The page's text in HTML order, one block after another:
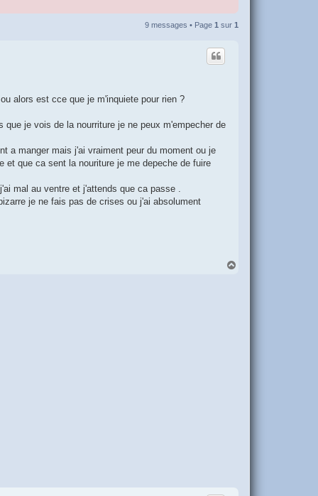
9 messages • Page 1 sur 1
alors est cce que je m'inquiete pour rien ?
je vois de la nourriture je ne peux m'empecher de
a manger mais j'ai vraiment peur du moment ou je
que ca sent la nouriture je me depeche de fuire
mal au ventre et j'attends que ca passe .
je ne fais pas de crises ou j'ai absolument